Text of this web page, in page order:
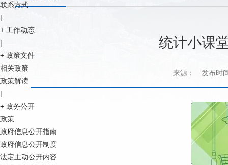
联系方式
|
+ 工作动态
|
+ 政策文件
相关政策
政策解读
|
+ 政务公开
政策
政府信息公开指南
政府信息公开制度
法定主动公开内容
统计小课
来源： 发布时